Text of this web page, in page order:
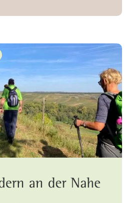
an der Nahe